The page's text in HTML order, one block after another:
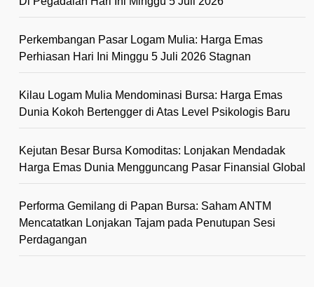
Perkembangan Pasar Logam Mulia: Harga Emas
Perhiasan Hari Ini Minggu 5 Juli 2026 Stagnan
Kilau Logam Mulia Mendominasi Bursa: Harga Emas
Dunia Kokoh Bertengger di Atas Level Psikologis Baru
Kejutan Besar Bursa Komoditas: Lonjakan Mendadak
Harga Emas Dunia Mengguncang Pasar Finansial Global
Performa Gemilang di Papan Bursa: Saham ANTM
Mencatatkan Lonjakan Tajam pada Penutupan Sesi
Perdagangan